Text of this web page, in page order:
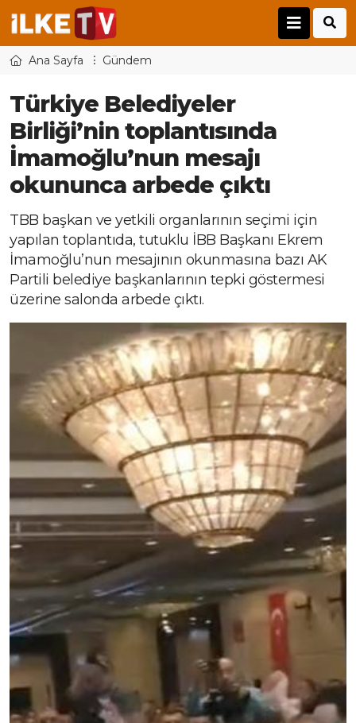
Ana Sayfa Gündem
Türkiye Belediyeler
Birliği’nin toplantısında
İmamoğlu’nun mesajı
okununca arbede çıktı
TBB başkan ve yetkili organlarının seçimi için
yapılan toplantıda, tutuklu İBB Başkanı Ekrem
İmamoğlu’nun mesajının okunmasına bazı AK
Partili belediye başkanlarının tepki göstermesi
üzerine salonda arbede çıktı.